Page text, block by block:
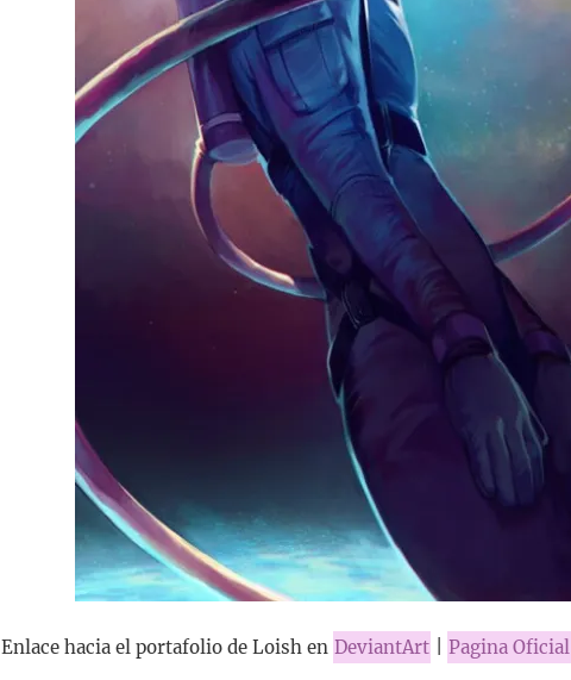
Enlace hacia el portafolio de Loish en DeviantArt Pagina Oficial